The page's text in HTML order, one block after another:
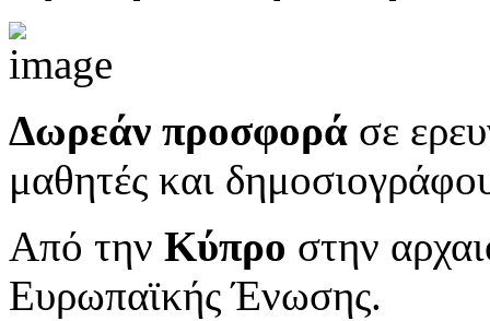
Δωρεάν προσφορά σε
μαθητές και
Από την Κύπρο στην
Ευρωπαϊκής Ένωσης.